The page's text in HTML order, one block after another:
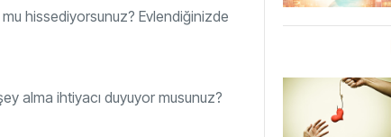
mu hissediyorsunuz? Evlendiğinizde
alma ihtiyacı duyuyor musunuz?